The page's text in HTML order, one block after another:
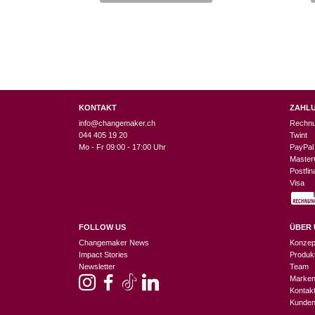
KONTAKT
info@changemaker.ch
044 405 19 20
Mo - Fr 09:00 - 17:00 Uhr
FOLLOW US
Changemaker News
Impact Stories
Newsletter
Twint
PayPal
Visa
ÜBER
Team
Marken
Kontakt